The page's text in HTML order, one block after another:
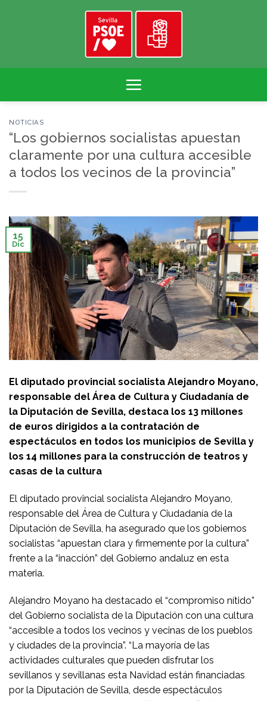
NOTICIAS
“Los gobiernos socialistas apuestan
claramente por una cultura accesible
a todos los vecinos de la provincia”
15
Dic
El diputado provincial socialista Alejandro Moyano,
responsable del Área de Cultura y Ciudadanía de
la Diputación de Sevilla, destaca los 13 millones
de euros dirigidos a la contratación de
espectáculos en todos los municipios de Sevilla y
los 14 millones para la construcción de teatros y
casas de la cultura
El diputado provincial socialista Alejandro Moyano,
responsable del Área de Cultura y Ciudadanía de la
Diputación de Sevilla, ha asegurado que los gobiernos
socialistas “apuestan clara y firmemente por la cultura”
frente a la “inacción” del Gobierno andaluz en esta
materia.
Alejandro Moyano ha destacado el “compromiso nítido”
del Gobierno socialista de la Diputación con una cultura
“accesible a todos los vecinos y vecinas de los pueblos
y ciudades de la provincia”. “La mayoría de las
actividades culturales que pueden disfrutar los
sevillanos y sevillanas esta Navidad están financiadas
por la Diputación de Sevilla, desde espectáculos